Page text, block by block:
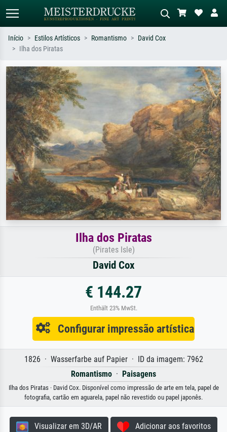
Pesquise por artista, título ou estilo –
ex: Monet, Noite Estrelada,
impressionismo, onda de Hokusai, nu.
Descreva a cena – ex: prado verde,
abstrato com muito vermelho, pintura
a óleo escura, nu em pé ao lado de
uma árvore.
Início Estilos Artísticos Romantismo
David Cox
Ilha dos Piratas
Ilha dos Piratas
(Pirates Isle)
David Cox
€ 144.27
Enthält 23% MwSt.
Configurar impressão artística
1826 · Wasserfarbe auf Papier · ID da imagem: 7962
Romantismo · Paisagens
Ilha dos Piratas · David Cox. Disponível como impressão de arte em tela, papel de
fotografia, cartão em aguarela, papel não revestido ou papel japonês.
Visualizar em 3D/AR Adicionar aos favoritos